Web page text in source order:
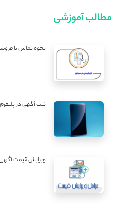
مطالب آموزشی
نحوه تماس با
ثبت آگهی در پلتفرم
ویرایش قیمت